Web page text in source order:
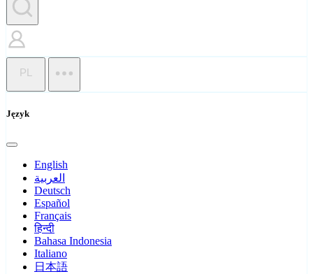
PL
Język
English
العربية
Deutsch
Español
Français
हिन्दी
Bahasa Indonesia
Italiano
日本語